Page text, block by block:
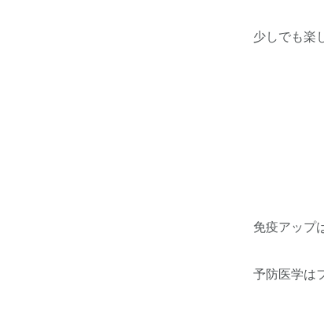
少しでも楽
免疫アップ
予防医学は